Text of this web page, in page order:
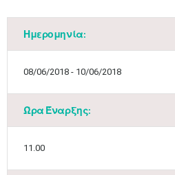
Ημερομηνία:
08/06/2018 - 10/06/2018
Ώρα Έναρξης:
11.00